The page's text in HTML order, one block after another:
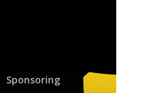
Sponsoring
L’accueil des